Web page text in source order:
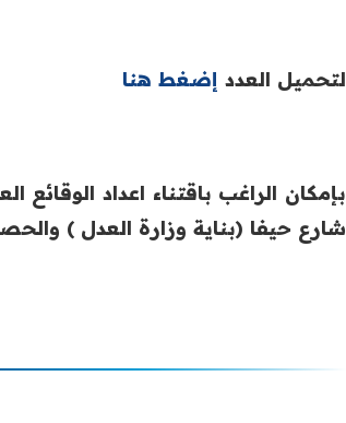
لتحميل العدد إضغط هنا
بإمكان الراغب باقتناء اعداد الوقائع
شارع حيفا (بناية وزارة العدل )